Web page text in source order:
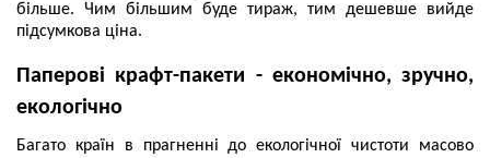
більше. Чим більшим буде тираж, тим дешевше вийде
підсумкова ціна.
Паперові крафт-пакети - економічно, зручно,
екологічно
Багато країн в прагненні до екологічної чистоти масово